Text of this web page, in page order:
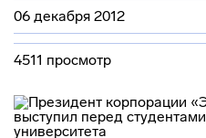
06 декабря 2012
4511 просмотр